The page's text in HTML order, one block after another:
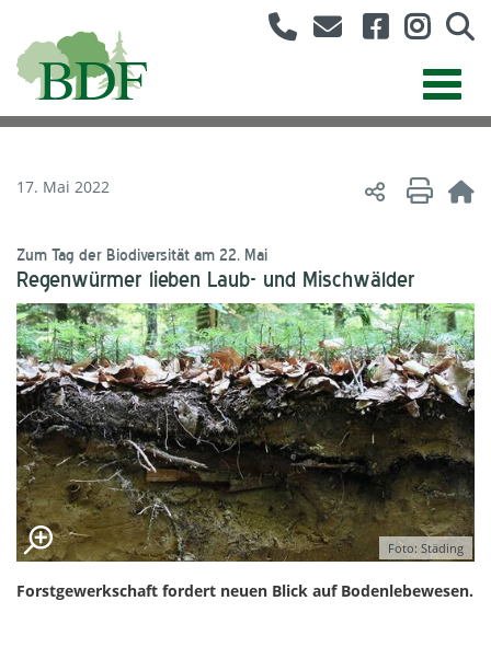
17. Mai 2022
Zum Tag der Biodiversität am 22. Mai
Regenwürmer lieben Laub- und Mischwälder
Foto: Städing
Forstgewerkschaft fordert neuen Blick auf Bodenlebewesen.